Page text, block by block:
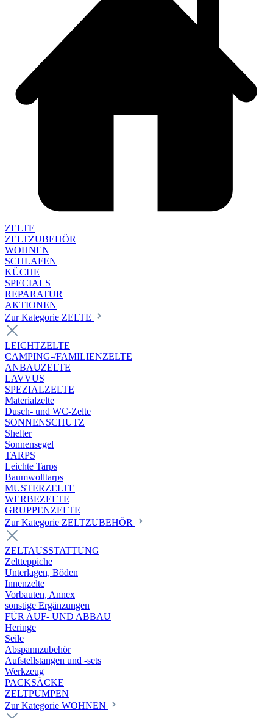
ZELTE
ZELTZUBEHÖR
WOHNEN
SCHLAFEN
KÜCHE
SPECIALS
REPARATUR
AKTIONEN
Zur Kategorie ZELTE
LEICHTZELTE
CAMPING-/FAMILIENZELTE
ANBAUZELTE
LAVVUS
SPEZIALZELTE
Materialzelte
Dusch- und WC-Zelte
SONNENSCHUTZ
Shelter
Sonnensegel
TARPS
Leichte Tarps
Baumwolltarps
MUSTERZELTE
WERBEZELTE
GRUPPENZELTE
Zur Kategorie ZELTZUBEHÖR
ZELTAUSSTATTUNG
Zeltteppiche
Unterlagen, Böden
Innenzelte
Vorbauten, Annex
sonstige Ergänzungen
FÜR AUF- UND ABBAU
Heringe
Seile
Abspannzubehör
Aufstellstangen und -sets
Werkzeug
PACKSÄCKE
ZELTPUMPEN
Zur Kategorie WOHNEN